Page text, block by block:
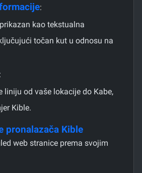
:
kao tekstualna
točan kut u odnosu na
:
liniju od vaše lokacije do Kabe,
Kible.
pronalazača Kible
web stranice prema svojim